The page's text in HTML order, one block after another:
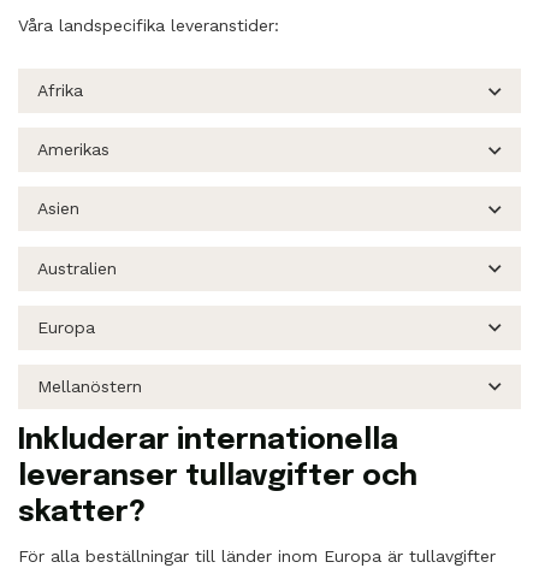
Våra landspecifika leveranstider:
Afrika
Amerikas
Asien
Australien
Europa
Mellanöstern
Inkluderar internationella
leveranser tullavgifter och
skatter?
För alla beställningar till länder inom Europa är tullavgifter